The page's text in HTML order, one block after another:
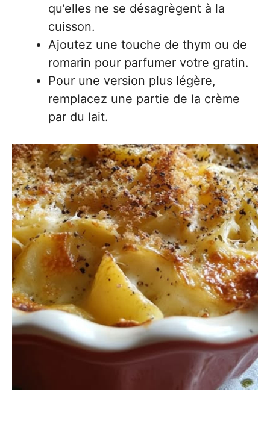
qu’elles ne se désagrègent à la
cuisson.
Ajoutez une touche de thym ou de
romarin pour parfumer votre gratin.
Pour une version plus légère,
remplacez une partie de la crème
par du lait.